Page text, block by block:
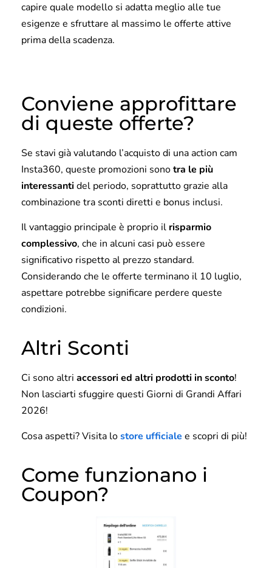
capire quale modello si adatta meglio alle tue
esigenze e sfruttare al massimo le offerte attive
prima della scadenza.
Conviene approfittare
di queste offerte?
Se stavi già valutando l’acquisto di una action cam
Insta360, queste promozioni sonotra le più
interessantidel periodo, soprattutto grazie alla
combinazione tra sconti diretti e bonus inclusi.
Il vantaggio principale è proprio il risparmio
complessivo, che in alcuni casi può essere
significativo rispetto al prezzo standard.
Considerando che le offerte terminano il 10 luglio,
aspettare potrebbe significare perdere queste
condizioni.
Altri Sconti
Ci sono altri accessori ed altri prodotti in sconto!
Non lasciarti sfuggire questi Giorni di Grandi Affari
2026!
Cosa aspetti? Visita lostore ufficiale e scopri di più!
Come funzionano i
Coupon?